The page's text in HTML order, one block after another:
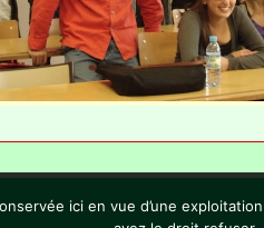
Remerciements
ici en vue d’une